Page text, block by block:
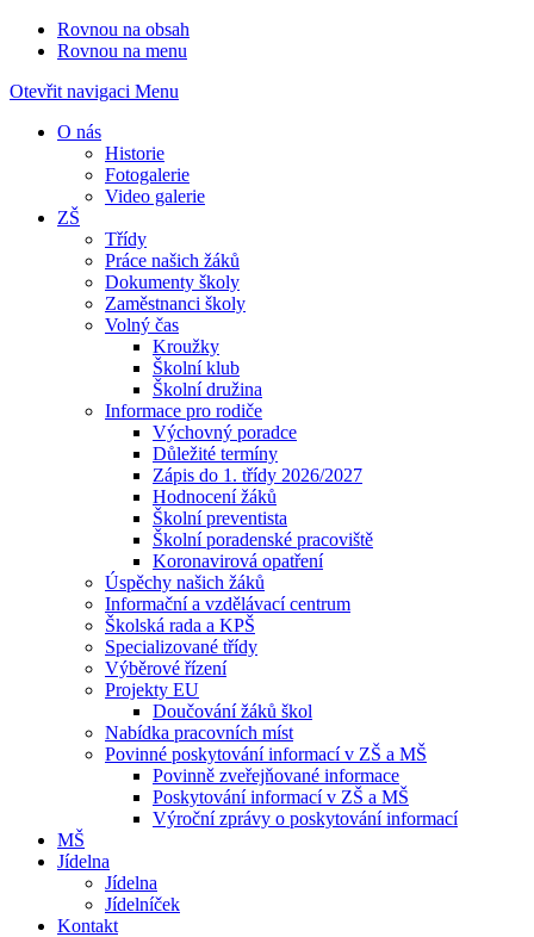
Rovnou na obsah
Rovnou na menu
Otevřit navigaci Menu
O nás
Historie
Fotogalerie
Video galerie
ZŠ
Třídy
Práce našich žáků
Dokumenty školy
Zaměstnanci školy
Volný čas
Kroužky
Školní klub
Školní družina
Informace pro rodiče
Výchovný poradce
Důležité termíny
Zápis do 1. třídy 2026/2027
Hodnocení žáků
Školní preventista
Školní poradenské pracoviště
Koronavirová opatření
Úspěchy našich žáků
Informační a vzdělávací centrum
Školská rada a KPŠ
Specializované třídy
Výběrové řízení
Projekty EU
Doučování žáků škol
Nabídka pracovních míst
Povinné poskytování informací v ZŠ a MŠ
Povinně zveřejňované informace
Poskytování informací v ZŠ a MŠ
Výroční zprávy o poskytování informací
MŠ
Jídelna
Jídelna
Jídelníček
Kontakt